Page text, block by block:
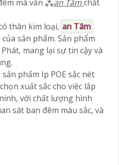
mà vẫn ⁂an Tâmchất
thân kim loại, an Tâm
sản phẩm. Sản phẩm
mang lại sự tin cậy và
phẩm Ip POE sắc nét
xuất sắc cho việc lắp
với chất lượng hình
sát ban đêm màu sắc, và